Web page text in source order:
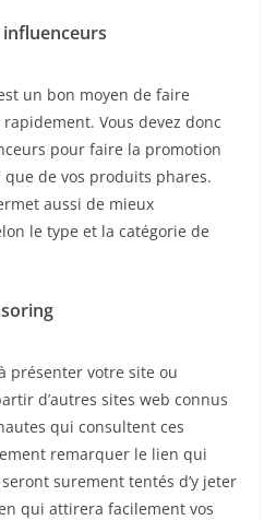
influenceurs
un bon moyen de faire
Vous devez donc
pour faire la promotion
de vos produits phares.
aussi de mieux
le type et la catégorie de
présenter votre site ou
d’autres sites web connus
qui consultent ces
remarquer le lien qui
surement tentés d’y jeter
qui attirera facilement vos